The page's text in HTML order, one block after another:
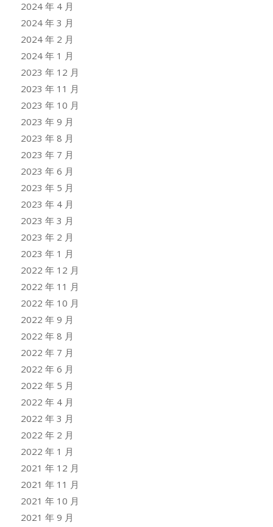
2024 年 4 月
2024 年 3 月
2024 年 2 月
2024 年 1 月
2023 年 12 月
2023 年 11 月
2023 年 10 月
2023 年 9 月
2023 年 8 月
2023 年 7 月
2023 年 6 月
2023 年 5 月
2023 年 4 月
2023 年 3 月
2023 年 2 月
2023 年 1 月
2022 年 12 月
2022 年 11 月
2022 年 10 月
2022 年 9 月
2022 年 8 月
2022 年 7 月
2022 年 6 月
2022 年 5 月
2022 年 4 月
2022 年 3 月
2022 年 2 月
2022 年 1 月
2021 年 12 月
2021 年 11 月
2021 年 10 月
2021 年 9 月